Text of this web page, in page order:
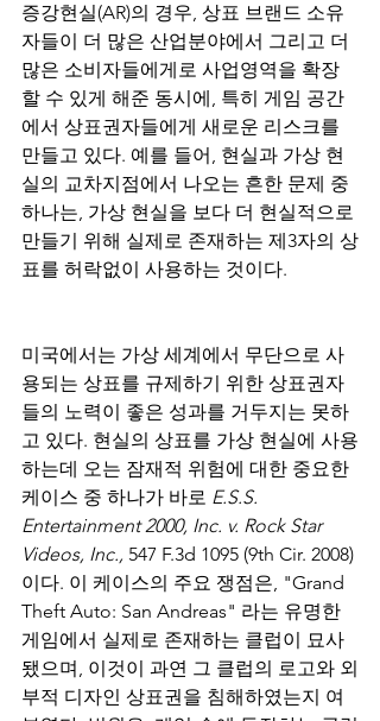
증강현실(AR)의 경우, 상표 브랜드 소유
자들이 더 많은 산업분야에서 그리고 더
많은 소비자들에게로 사업영역을 확장
할 수 있게 해준 동시에, 특히 게임 공간
에서 상표권자들에게 새로운 리스크를
만들고 있다. 예를 들어, 현실과 가상 현
실의 교차지점에서 나오는 흔한 문제 중
하나는, 가상 현실을 보다 더 현실적으로
만들기 위해 실제로 존재하는 제3자의 상
표를 허락없이 사용하는 것이다.
미국에서는 가상 세계에서 무단으로 사
용되는 상표를 규제하기 위한 상표권자
들의 노력이 좋은 성과를 거두지는 못하
고 있다. 현실의 상표를 가상 현실에 사용
하는데 오는 잠재적 위험에 대한 중요한
케이스 중 하나가 바로 E.S.S.
Entertainment 2000, Inc. v. Rock Star
Videos, Inc., 547 F.3d 1095 (9th Cir. 2008)
이다. 이 케이스의 주요 쟁점은, "Grand
Theft Auto: San Andreas" 라는 유명한
게임에서 실제로 존재하는 클럽이 묘사
됐으며, 이것이 과연 그 클럽의 로고와 외
부적 디자인 상표권을 침해하였는지 여